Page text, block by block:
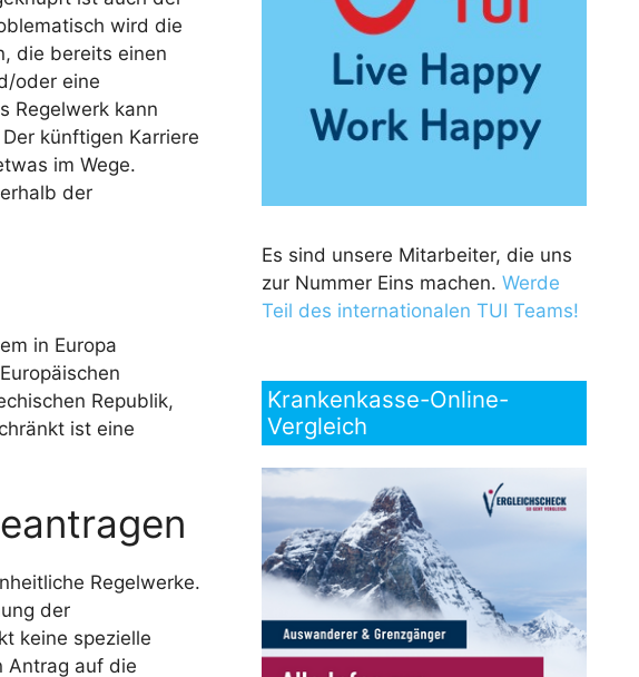
wird die
die bereits einen
oder eine
Regelwerk kann
künftigen Karriere
im Wege.
der
in Europa
Republik,
ist eine
Regelwerke.
der
keine spezielle
Antrag auf die
Es sind unsere Mitarbeiter, die uns
zur Nummer Eins machen. Werde
Teil des internationalen TUI Teams!
Krankenkasse-Online-
Vergleich